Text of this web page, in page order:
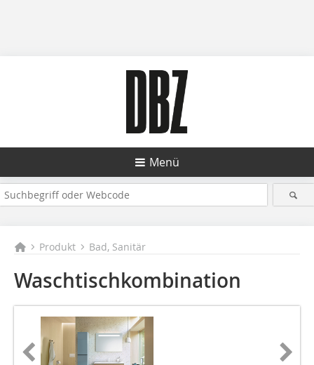
Menü
Produkt Bad, Sanitär
Waschtischkombination